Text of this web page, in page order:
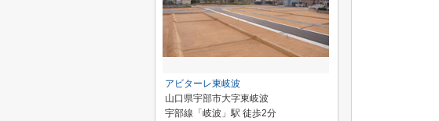
アビターレ東岐波
山口県宇部市大字東岐波
宇部線「岐波」駅 徒歩2分